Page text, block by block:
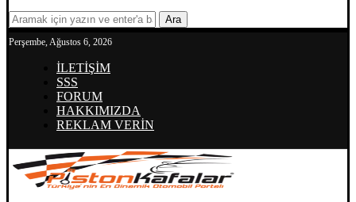
Ara
Perşembe, Ağustos 6, 2026
İLETİŞİM
SSS
FORUM
HAKKIMIZDA
REKLAM VERİN